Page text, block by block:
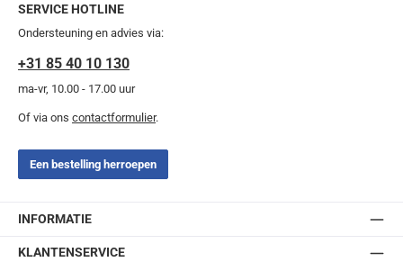
SERVICE HOTLINE
Ondersteuning en advies via:
+31 85 40 10 130
ma-vr, 10.00 - 17.00 uur
Of via ons contactformulier.
Een bestelling herroepen
INFORMATIE
KLANTENSERVICE